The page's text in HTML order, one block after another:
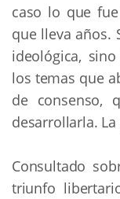
caso lo que
que lleva años.
ideológica,
los temas que
de consenso,
desarrollarla. La
Consultado
triunfo